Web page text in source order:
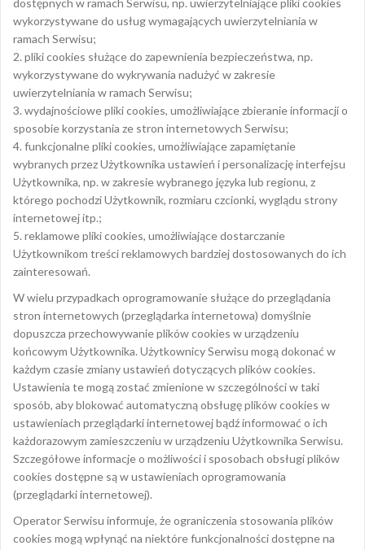
dostępnych w ramach Serwisu, np. uwierzytelniające pliki cookies
wykorzystywane do usług wymagających uwierzytelniania w
ramach Serwisu;
2. pliki cookies służące do zapewnienia bezpieczeństwa, np.
wykorzystywane do wykrywania nadużyć w zakresie
uwierzytelniania w ramach Serwisu;
3. wydajnościowe pliki cookies, umożliwiające zbieranie informacji o
sposobie korzystania ze stron internetowych Serwisu;
4. funkcjonalne pliki cookies, umożliwiające zapamiętanie
wybranych przez Użytkownika ustawień i personalizację interfejsu
Użytkownika, np. w zakresie wybranego języka lub regionu, z
którego pochodzi Użytkownik, rozmiaru czcionki, wyglądu strony
internetowej itp.;
5. reklamowe pliki cookies, umożliwiające dostarczanie
Użytkownikom treści reklamowych bardziej dostosowanych do ich
zainteresowań.
W wielu przypadkach oprogramowanie służące do przeglądania
stron internetowych (przeglądarka internetowa) domyślnie
dopuszcza przechowywanie plików cookies w urządzeniu
końcowym Użytkownika. Użytkownicy Serwisu mogą dokonać w
każdym czasie zmiany ustawień dotyczących plików cookies.
Ustawienia te mogą zostać zmienione w szczególności w taki
sposób, aby blokować automatyczną obsługę plików cookies w
ustawieniach przeglądarki internetowej bądź informować o ich
każdorazowym zamieszczeniu w urządzeniu Użytkownika Serwisu.
Szczegółowe informacje o możliwości i sposobach obsługi plików
cookies dostępne są w ustawieniach oprogramowania
(przeglądarki internetowej).
Operator Serwisu informuje, że ograniczenia stosowania plików
cookies mogą wpłynąć na niektóre funkcjonalności dostępne na